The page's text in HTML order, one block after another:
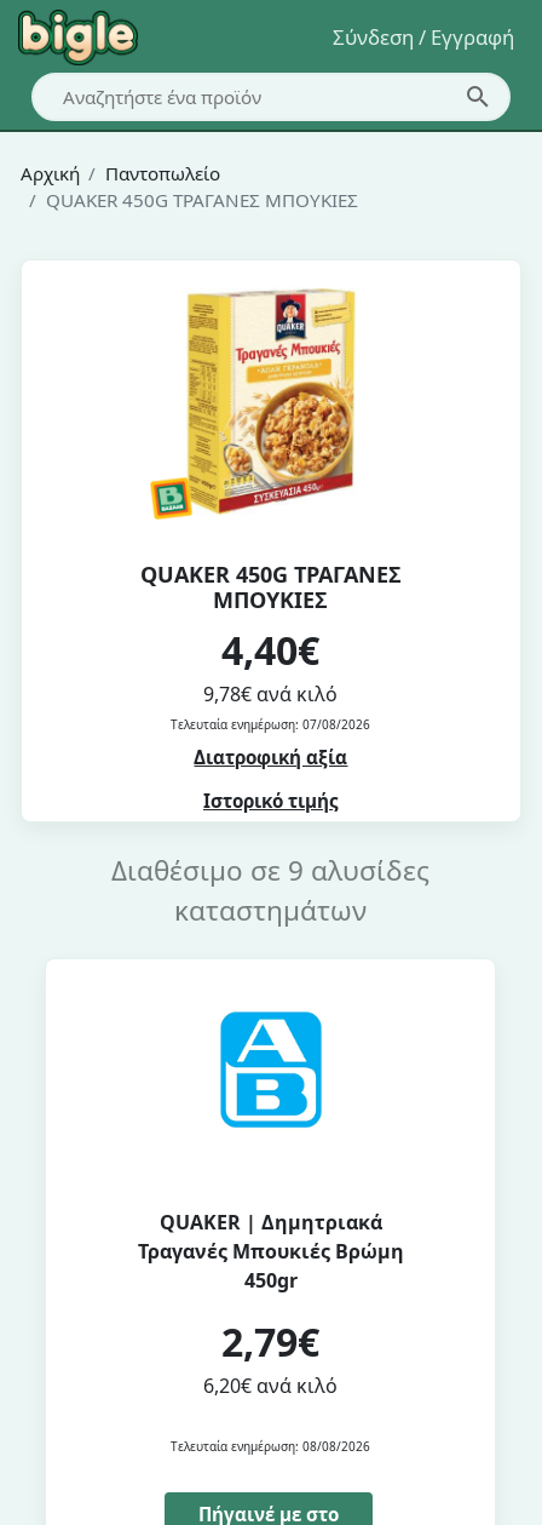
Σύνδεση / Εγγραφή
Αρχική
Παντοπωλείο
QUAKER 450G ΤΡΑΓΑΝΕΣ ΜΠΟΥΚΙΕΣ
QUAKER 450G ΤΡΑΓΑΝΕΣ
ΜΠΟΥΚΙΕΣ
4,40€
9,78€ ανά κιλό
Τελευταία ενημέρωση: 07/08/2026
Διατροφική αξία
Ιστορικό τιμής
Διαθέσιμο σε 9 αλυσίδες
καταστημάτων
QUAKER | Δημητριακά
Τραγανές Μπουκιές Βρώμη
450gr
2,79€
6,20€ ανά κιλό
Τελευταία ενημέρωση: 08/08/2026
Πήγαινέ με στο